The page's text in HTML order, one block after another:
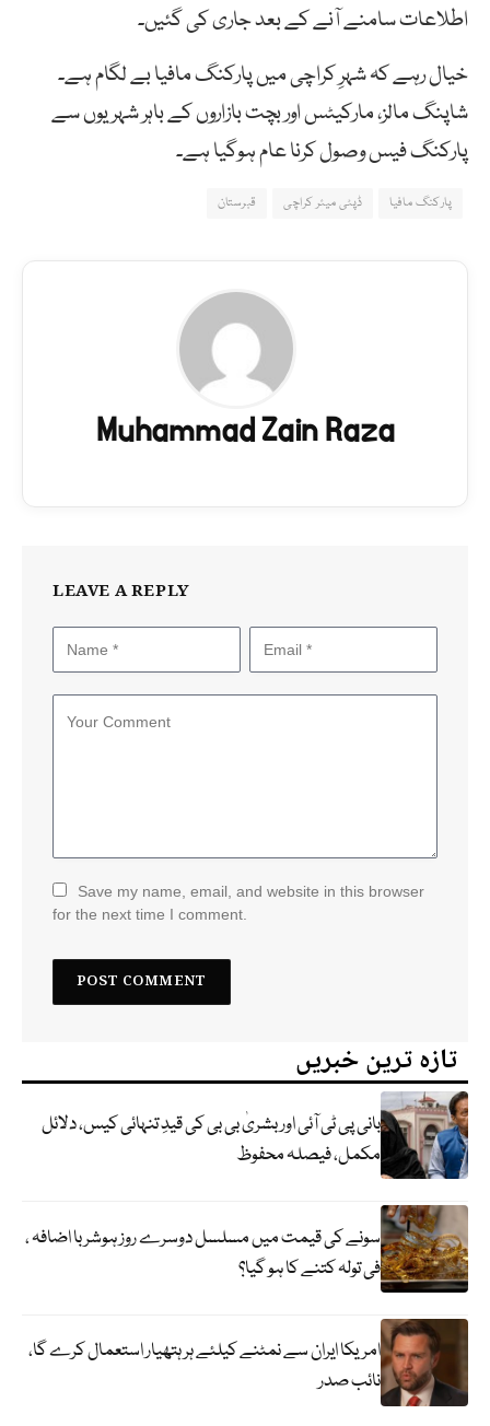
اطلاعات سامنے آنے کے بعد جاری کی گئیں۔
خیال رہے کہ شہرِ کراچی میں پارکنگ مافیا بے لگام ہے۔
شاپنگ مالز، مارکیٹس اور بچت بازاروں کے باہر شہریوں سے
پارکنگ فیس وصول کرنا عام ہوگیا ہے۔
پارکنگ مافیا ڈپٹی میئر کراچی قبرستان
Muhammad Zain Raza
LEAVE A REPLY
Save my name, email, and website in this browser
for the next time I comment.
تازہ ترین خبریں
بانی پی ٹی آئی اور بشریٰ بی بی کی قیدِ تنہائی کیس، دلائل
مکمل، فیصلہ محفوظ
سونے کی قیمت میں مسلسل دوسرے روز ہوشربا اضافہ ،
فی تولہ کتنے کا ہو گیا؟
امریکا ایران سے نمٹنے کیلئے ہر ہتھیار استعمال کرے گا،
نائب صدر